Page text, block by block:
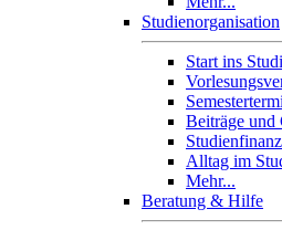
Studienorganisation
Start ins
Beiträge und
Alltag im
Mehr...
Beratung & Hilfe